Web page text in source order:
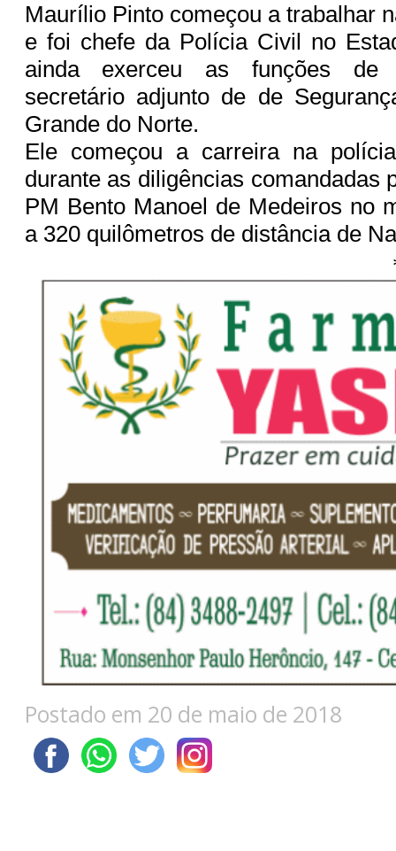
Maurílio Pinto começou a trabalhar
e foi chefe da Polícia Civil no
ainda exerceu as funções de
secretário adjunto de de
Grande do Norte.
Ele começou a carreira na
durante as diligências comandadas
PM Bento Manoel de Medeiros no
a 320 quilômetros de distância de
Postado em 20 de maio de 2018